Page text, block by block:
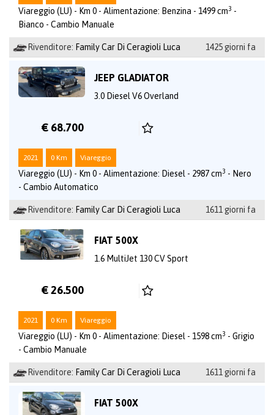
Viareggio (LU) - Km 0 - Alimentazione: Benzina - 1499 cm3 -
Bianco - Cambio Manuale
Rivenditore: Family Car Di Ceragioli Luca 1425 giorni fa
JEEP GLADIATOR
3.0 Diesel V6 Overland
€ 68.700
2021 0 Km Viareggio
Viareggio (LU) - Km 0 - Alimentazione: Diesel - 2987 cm3 - Nero
- Cambio Automatico
Rivenditore: Family Car Di Ceragioli Luca 1611 giorni fa
FIAT 500X
1.6 MultiJet 130 CV Sport
€ 26.500
2021 0 Km Viareggio
Viareggio (LU) - Km 0 - Alimentazione: Diesel - 1598 cm3 - Grigio
- Cambio Manuale
Rivenditore: Family Car Di Ceragioli Luca 1611 giorni fa
FIAT 500X